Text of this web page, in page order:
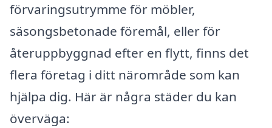
förvaringsutrymme för möbler,
säsongsbetonade föremål, eller för
återuppbyggnad efter en flytt, finns det
flera företag i ditt närområde som kan
hjälpa dig. Här är några städer du kan
överväga: